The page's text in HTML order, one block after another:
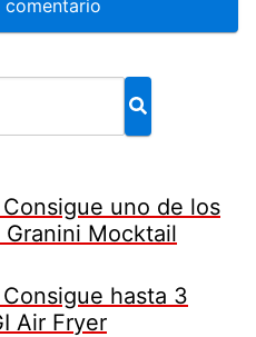
Consigue uno de los
Mocktail
Consigue hasta 3
Air Fryer